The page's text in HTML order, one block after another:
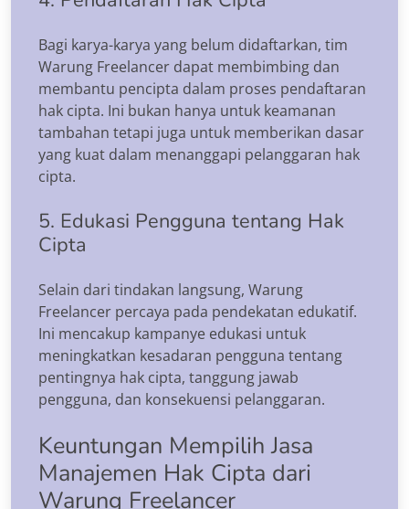
Bagi karya-karya yang belum didaftarkan, tim
Warung Freelancer dapat membimbing dan
membantu pencipta dalam proses pendaftaran
hak cipta. Ini bukan hanya untuk keamanan
tambahan tetapi juga untuk memberikan dasar
yang kuat dalam menanggapi pelanggaran hak
cipta.
5. Edukasi Pengguna tentang Hak
Cipta
Selain dari tindakan langsung, Warung
Freelancer percaya pada pendekatan edukatif.
Ini mencakup kampanye edukasi untuk
meningkatkan kesadaran pengguna tentang
pentingnya hak cipta, tanggung jawab
pengguna, dan konsekuensi pelanggaran.
Keuntungan Mempilih Jasa
Manajemen Hak Cipta dari
Warung Freelancer